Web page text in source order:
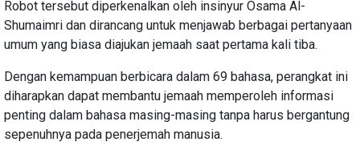
Robot tersebut diperkenalkan oleh insinyur Osama Al-
Shumaimri dan dirancang untuk menjawab berbagai pertanyaan
umum yang biasa diajukan jemaah saat pertama kali tiba.
Dengan kemampuan berbicara dalam 69 bahasa, perangkat ini
diharapkan dapat membantu jemaah memperoleh informasi
penting dalam bahasa masing-masing tanpa harus bergantung
sepenuhnya pada penerjemah manusia.